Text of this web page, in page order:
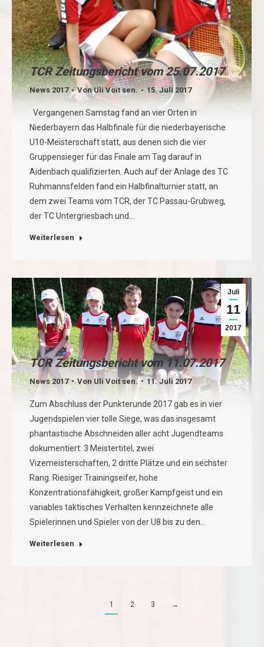
TCR Zeitungsbericht vom 25.07.2017
News 2017 VonUli Voit sen. 15. Juli 2017
Vergangenen Samstag fand an vier Orten in
Niederbayern das Halbfinale für die niederbayerische
U10-Meisterschaft statt, aus denen sich die vier
Gruppensieger für das Finale am Tag darauf in
Aidenbach qualifizierten. Auch auf der Anlage des TC
Ruhmannsfelden fand ein Halbfinalturnier statt, an
dem zwei Teams vom TCR, der TC Passau-Grubweg,
der TC Untergriesbach und…
Weiterlesen
Juli
11
2017
TCR Zeitungsbericht vom 11.07.2017
News 2017 VonUli Voit sen. 11. Juli 2017
Zum Abschluss der Punkterunde 2017 gab es in vier
Jugendspielen vier tolle Siege, was das insgesamt
phantastische Abschneiden aller acht Jugendteams
dokumentiert: 3 Meistertitel, zwei
Vizemeisterschaften, 2 dritte Plätze und ein sechster
Rang. Riesiger Trainingseifer, hohe
Konzentrationsfähigkeit, großer Kampfgeist und ein
variables taktisches Verhalten kennzeichnete alle
Spielerinnen und Spieler von der U8 bis zu den…
Weiterlesen
1 2 3 →